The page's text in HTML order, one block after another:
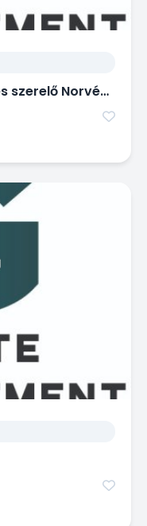
Lemezszerelő / Tetőlemezes szerelő Norvégia